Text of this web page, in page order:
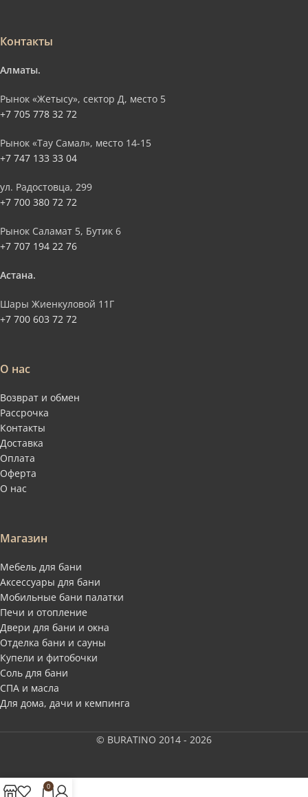
Контакты
Алматы.
Рынок «Жетысу», сектор Д, место 5
+7 705 778 32 72
Рынок «Тау Самал», место 14-15
+7 747 133 33 04
ул. Радостовца, 299
+7 700 380 72 72
Рынок Саламат 5, Бутик 6
+7 707 194 22 76
Астана.
Шары Жиенкуловой 11Г
+7 700 603 72 72
О нас
Возврат и обмен
Рассрочка
Контакты
Доставка
Оплата
Оферта
О нас
Магазин
Мебель для бани
Аксессуары для бани
Мобильные бани палатки
Печи и отопление
Двери для бани и окна
Отделка бани и сауны
Купели и фитобочки
Соль для бани
СПА и масла
Для дома, дачи и кемпинга
© BURATINO 2014 - 2026
0